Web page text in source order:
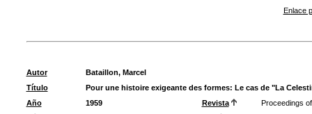
Enlace
Autor
Bataillon, Marcel
Título
Pour une histoire exigeante des formes: Le cas de "La
Año
1959 Revista
Proceedings